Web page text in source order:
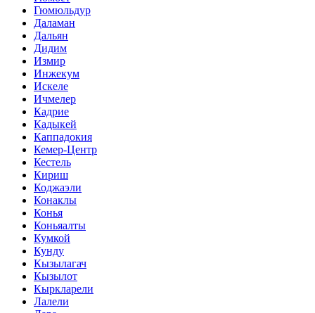
Гюмюльдур
Даламан
Дальян
Дидим
Измир
Инжекум
Искеле
Ичмелер
Кадрие
Кадыкей
Каппадокия
Кемер-Центр
Кестель
Кириш
Коджаэли
Конаклы
Конья
Коньяалты
Кумкой
Кунду
Кызылагач
Кызылот
Кыркларели
Лалели